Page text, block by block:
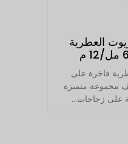
العطرية
فاخرة على
مجموعة متميزة
على زجاجات...